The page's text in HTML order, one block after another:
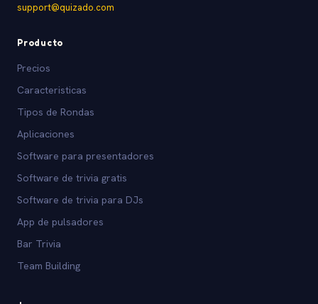
support@quizado.com
Producto
Precios
Caracteristicas
Tipos de Rondas
Aplicaciones
Software para presentadores
Software de trivia gratis
Software de trivia para DJs
App de pulsadores
Bar Trivia
Team Building